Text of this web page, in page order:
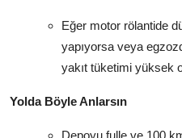
Eğer motor rölantide
yapıyorsa veya
yakıt tüketimi yüksek
Yolda Böyle Anlarsın
Depoyu fulle ve 100